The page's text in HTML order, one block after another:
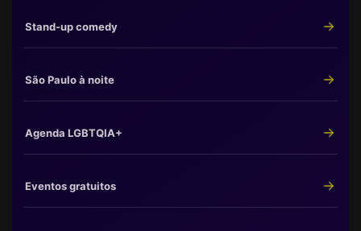
Stand-up comedy
São Paulo à noite
Agenda LGBTQIA+
Eventos gratuitos